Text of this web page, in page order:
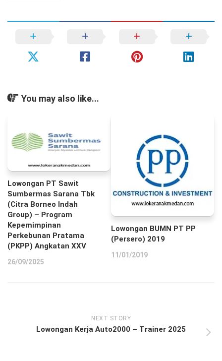
You may also like...
Lowongan PT Sawit
Sumbermas Sarana Tbk
(Citra Borneo Indah
Group) – Program
Kepemimpinan
Perkebunan Pratama
(PKPP) Angkatan XXV
26/09/2025
Lowongan BUMN PT PP
(Persero) 2019
11/01/2019
NEXT STORY
Lowongan Kerja Auto2000 – Trainer 2025